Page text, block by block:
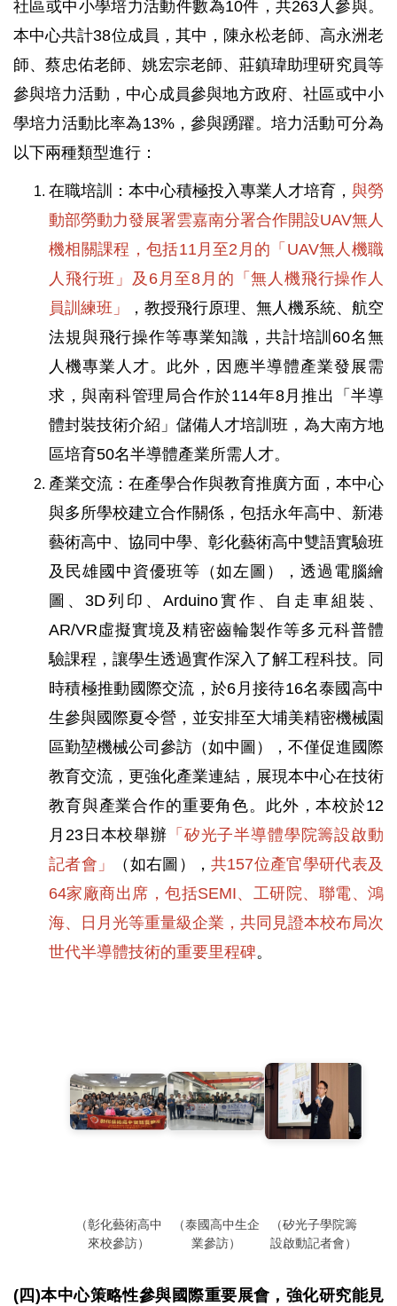
社區或中小學培力活動件數為10件，共263人參與。
本中心共計38位成員，其中，陳永松老師、高永洲老
師、蔡忠佑老師、姚宏宗老師、莊鎮瑋助理研究員等
參與培力活動，中心成員參與地方政府、社區或中小
學培力活動比率為13%，參與踴躍。培力活動可分為
以下兩種類型進行：
在職培訓：本中心積極投入專業人才培育， 與勞
動部勞動力發展署雲嘉南分署合作開設UAV無人
機相關課程，包括11月至2月的「UAV無人機職
人飛行班」及6月至8月的「無人機飛行操作人
員訓練班」
，教授飛行原理、無人機系統、航空
法規與飛行操作等專業知識，共計培訓60名無
人機專業人才。此外，因應半導體產業發展需
求，與南科管理局合作於114年8月推出「半導
體封裝技術介紹」儲備人才培訓班，為大南方地
區培育50名半導體產業所需人才。
產業交流：在產學合作與教育推廣方面，本中心
與多所學校建立合作關係，包括永年高中、新港
藝術高中、協同中學、彰化藝術高中雙語實驗班
及民雄國中資優班等（如左圖），透過電腦繪
圖、3D列印、Arduino實作、自走車組裝、
AR/VR虛擬實境及精密齒輪製作等多元科普體
驗課程，讓學生透過實作深入了解工程科技。同
時積極推動國際交流，於6月接待16名泰國高中
生參與國際夏令營，並安排至大埔美精密機械園
區勤堃機械公司參訪（如中圖），不僅促進國際
教育交流，更強化產業連結，展現本中心在技術
教育與產業合作的重要角色。此外，本校於12
月23日本校舉辦 「矽光子半導體學院籌設啟動
記者會」
（如右圖），共157位產官學研代表及
64家廠商出席，包括SEMI、工研院、聯電、鴻
海、日月光等重量級企業，共同見證本校布局次
世代半導體技術的重要里程碑。
（彰化藝術高中
來校參訪）
（泰國高中生企
業參訪）
（矽光子學院籌
設啟動記者會）
(四)本中心策略性參與國際重要展會，強化研究能見